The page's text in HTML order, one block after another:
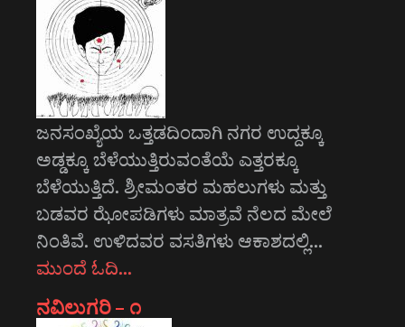
ಜನಸಂಖ್ಯೆಯ ಒತ್ತಡದಿಂದಾಗಿ ನಗರ ಉದ್ದಕ್ಕೂ
ಅಡ್ಡಕ್ಕೂ ಬೆಳೆಯುತ್ತಿರುವಂತೆಯೆ ಎತ್ತರಕ್ಕೂ
ಬೆಳೆಯುತ್ತಿದೆ. ಶ್ರೀಮಂತರ ಮಹಲುಗಳು ಮತ್ತು
ಬಡವರ ಝೋಪಡಿಗಳು ಮಾತ್ರವೆ ನೆಲದ ಮೇಲೆ
ನಿಂತಿವೆ. ಉಳಿದವರ ವಸತಿಗಳು ಆಕಾಶದಲ್ಲಿ…
ಮುಂದೆ ಓದಿ…
ನವಿಲುಗರಿ – ೧